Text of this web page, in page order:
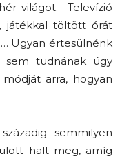
világot. Televízió
játékkal töltött órát
Ugyan értesülnénk
sem tudnának úgy
arra, hogyan
semmilyen
halt meg, amíg